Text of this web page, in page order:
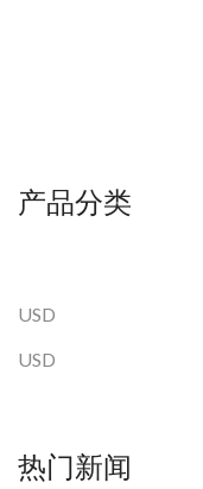
产品分类
USD
USD
热门新闻